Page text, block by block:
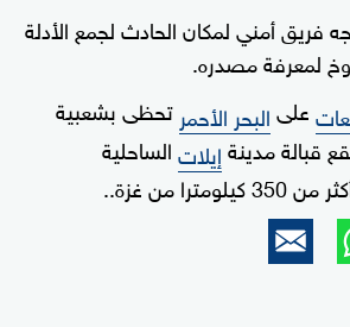
فريق أمني لمكان الحادث لجمع الأدلة
لمعرفة مصدره.
علىالبحر الأحمر تحظى بشعبية
قبالة مدينةإيلاتالساحلية
من غزة..